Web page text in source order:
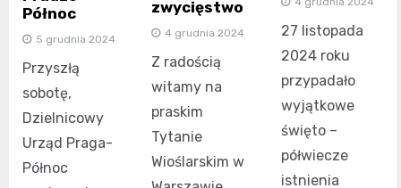
Północ
5 grudnia 2024
Przyszłą
sobotę,
Dzielnicowy
Urząd Praga-
Północ
zwycięstwo
4 grudnia 2024
Z radością
witamy na
praskim
Tytanie
Wioślarskim w
27 listopada
2024 roku
przypadało
wyjątkowe
święto –
półwiecze
istnienia